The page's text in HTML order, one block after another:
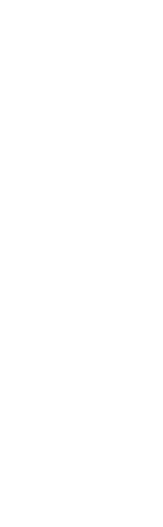
Όλοι οι
Διαμονή,
Τουριστικά
Αμάξια,
Φαγητό, Ποτό,